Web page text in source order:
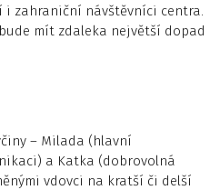
i zahraniční návštěvníci centra.
mít zdaleka největší dopad
– Milada (hlavní
a Katka (dobrovolná
vdovci na kratší či delší